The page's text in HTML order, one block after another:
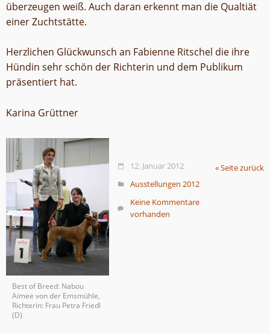
überzeugen weiß. Auch daran erkennt man die Qualtiät
einer Zuchtstätte.
Herzlichen Glückwunsch an Fabienne Ritschel die ihre
Hündin sehr schön der Richterin und dem Publikum
präsentiert hat.
Karina Grüttner
Best of Breed: Nabou
Aimee von der Emsmühle,
Richterin: Frau Petra Friedl
(D)
« Seite zurück
12. Januar 2012
Ausstellungen 2012
Keine Kommentare
vorhanden